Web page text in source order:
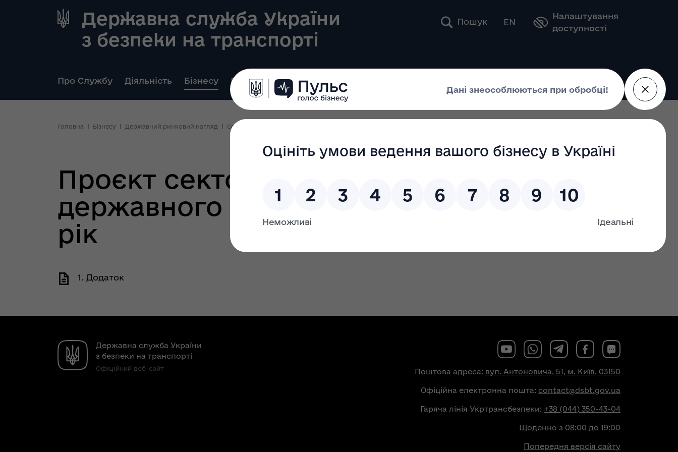
Державна служба України
з безпеки на транспорті
Пошук Оберіть свою мову
EN
Налаштування
доступності
Про Службу Діяльність Бізнесу Реєстри Громадянам
Головна Бізнесу Державний ринковий нагляд Секторальні плани та звіти
Проєкт секторального плану
державного ринкового нагляду на 2026
рік
1. Додаток
Державна служба України
з безпеки на транспорті
Офіційний веб-сайт Поштова адреса: вул. Антоновича, 51, м. Київ, 03150
Офіційна електронна пошта: contact@dsbt.gov.ua
Гаряча лінія Укртрансбезпеки: +38 (044) 350-43-04
Щоденно з 08:00 до 19:00
Попередня версія сайту